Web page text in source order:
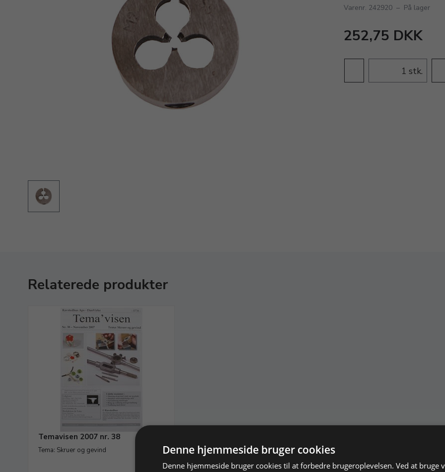
Varenr. 242920 – På lager
252,75 DKK
stk.
Relaterede produkter
Temavisen 2007 nr. 38
Tema: Skruer og gevind Denne hjemmeside bruger cookies
Denne hjemmeside bruger cookies til at forbedre brugeroplevelsen. Ved at bruge